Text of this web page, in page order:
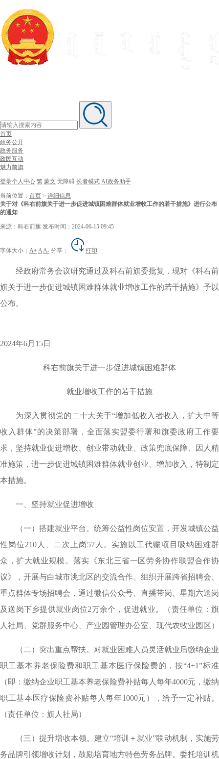
首页
政务公开
政务服务
政民互动
魅力前旗
登录个人中心 繁 蒙文 无障碍 长者模式 AI政务助手
当前位置： 首页 > 详细信息
关于对《科右前旗关于进一步促进城镇困难群体就业增收工作的若干措施》进行公布
的通知
来源：科右前旗 发布时间：2024-06-15 09:45
字体大小： A+ AA- 分享： 打印
经政府常务会议研究通过及科右前旗委批复，现对《科右前
旗关于进一步促进城镇困难群体就业增收工作的若干措施》予以
公布。
2024年6月15日
科右前旗关于进一步促进城镇困难群体
就业增收工作的若干措施
为深入贯彻党的二十大关于“增加低收入者收入，扩大中等
收入群体”的决策部署，全面落实盟委行署和旗委政府工作要
求，坚持就业促进增收、创业带动就业、政策兜底保障、因人精
准施策，进一步促进城镇困难群体就业创业、增加收入，特制定
本措施。
一、坚持就业促进增收
（一）搭建就业平台。统筹公益性岗位安置，开发城镇公益
性岗位210人、二次上岗57人。实施以工代赈项目吸纳困难群
众，扩大就业规模。落实《东北三省一区劳务协作联盟合作协
议》，开展与白城市洮北区的交流合作。组织开展跨省招聘会、
重点群体专场招聘会，通过微信公众号、直播带岗、星期六送岗
及送岗下乡提供就业岗位2万余个，促进就业。（责任单位：旗
人社局、党群服务中心、产业园管理办公室、现代农牧业园区）
（二）突出重点帮扶。对就业困难人员灵活就业后缴纳企业
职工基本养老保险费和职工基本医疗保险费的，按“4+1”标准
（即：缴纳企业职工基本养老保险费补贴每人每年4000元，缴纳
职工基本医疗保险费补贴每人每年1000元），给予一定补贴。
（责任单位：旗人社局）
（三）提升增收本领。建立“培训＋就业”联动机制，实施劳
务品牌引领增收计划，鼓励培育地方特色劳务品牌。委托培训机